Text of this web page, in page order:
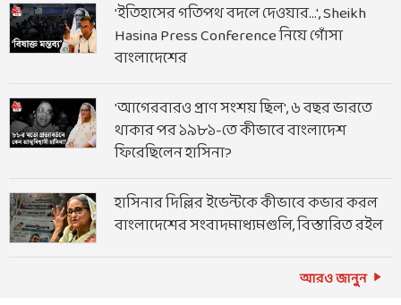
'ইতিহাসের গতিপথ বদলে দেওয়ার...', Sheikh
Hasina Press Conference নিয়ে গোঁসা
বাংলাদেশের
'আগেরবারও প্রাণ সংশয় ছিল', ৬ বছর ভারতে
থাকার পর ১৯৮১-তে কীভাবে বাংলাদেশ
ফিরেছিলেন হাসিনা?
হাসিনার দিল্লির ইভেন্টকে কীভাবে কভার করল
বাংলাদেশের সংবাদমাধ্যমগুলি, বিস্তারিত রইল
আরও জানুন